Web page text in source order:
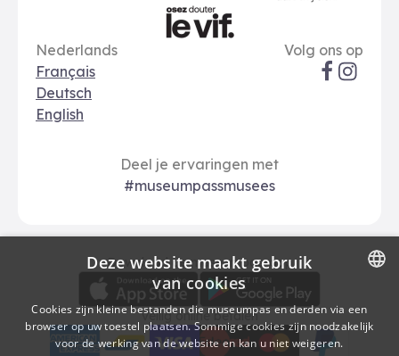
Nostalgie
Taal opties
Nederlands
Français
Deutsch
English
Sociale
Volg ons op
Deel je ervaringen met
#museumpassmusees
Download
Download de museumpas-app
Betalingsopties
Veilig online betalen
DUTCH
FRENCH
Deze website maakt gebruik
van cookies
Cookies zijn kleine bestanden die museumpas en derden via een
browser op uw toestel plaatsen. Sommige cookies zijn noodzakelijk
voor de werking van de website en kan u niet weigeren.